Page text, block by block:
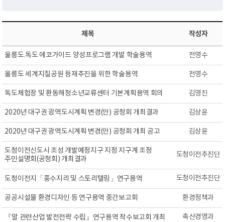
제목 작성자
울릉도.독도 에코가이드 양성프로그램 개발 학술용역 전영수
울릉도 세계지질공원 등재추진을 위한 학술용역 전영수
독도체험장 및 환동해청소년교류센터 기본계획용역 회의 김영진
2020년 대구권 광역도시계획 변경(안) 공청회 개최결과 김상윤
2020년 대구권 광역도시계획 변경(안) 공청회 개최 공고 김상윤
도청이전신도시 조성 개발예정지구 지정 지구계 조정
주민설명회(공청회) 개최결과
도청이전추진단
도청이전지「풍수지리 및 스토리텔링」연구용역 도청이전추진단
공공시설물 환경디자인 등 연구용역 중간보고회 환경정책과
『말 관련산업 발전전략 수립』연구용역 착수보고회 개최 축산경영과